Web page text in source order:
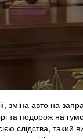
зміна авто на
та подорож на
слідства, такий